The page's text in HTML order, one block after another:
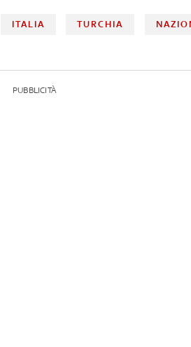
ITALIA TURCHIA
PUBBLICITÀ